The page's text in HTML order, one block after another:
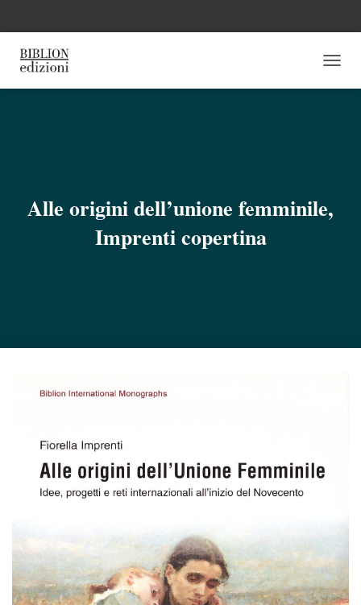
A
N
Alle origini dell’unione femminile,
Imprenti copertina